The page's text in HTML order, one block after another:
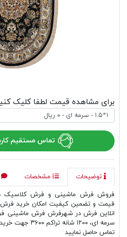
برای مشاهده قیمت لطفا کلیک
تماس مستقیم
توضیحات مشخصات
فروش فرش ماشینی و فرش کلاسیک
قیمت و تضمین کیفیت امکان خرید فرش
انلاین فرش در شهرفرش فرش ماشینی
تماس حاصل نمایید